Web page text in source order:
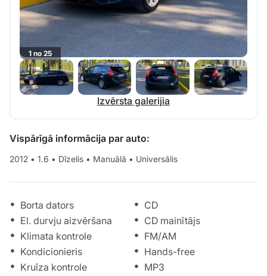
1 no 25
Izvērsta galerijia
Vispārīgā informācija par auto:
2012 • 1.6 • Dīzelis • Manuālā • Universālis
Borta dators
El. durvju aizvēršana
Klimata kontrole
Kondicionieris
Kruīza kontrole
CD
CD mainītājs
FM/AM
Hands-free
MP3